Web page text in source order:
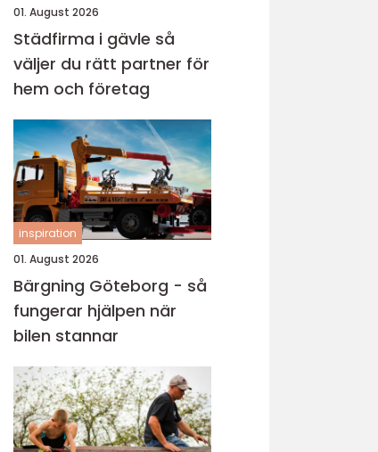
01. August 2026
Städfirma i gävle så
väljer du rätt partner för
hem och företag
inspiration
01. August 2026
Bärgning Göteborg - så
fungerar hjälpen när
bilen stannar